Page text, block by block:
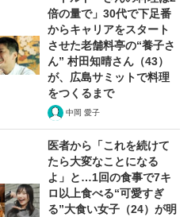
倍の量で」30代で下足番
からキャリアをスタート
させた老舗料亭の“養子さ
ん” 村田知晴さん（43）
が、広島サミットで料理
をつくるまで
中岡 愛子
医者から「これを続けて
たら大変なことになる
よ」と…1回の食事で7キ
ロ以上食べる“可愛すぎ
る”大食い女子（24）が明